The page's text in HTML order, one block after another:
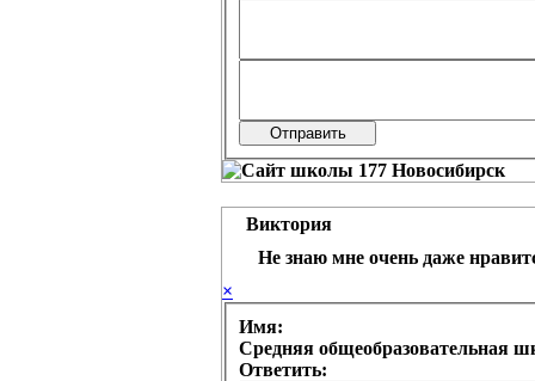
Виктория
Не знаю мне очень даже
×
Имя:
Средняя общеобразовательная
Ответить: